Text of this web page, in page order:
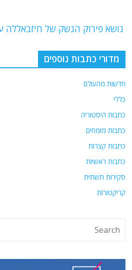
k
נושא פירוק הנשק של חיזבאללה
מדורי כתבות נוספים
חדשות מהעולם
כללי
כתבות היסטוריה
כתבות מומחים
כתבות קצרות
כתבות ראשיות
סקירות תשתית
קריקטורות